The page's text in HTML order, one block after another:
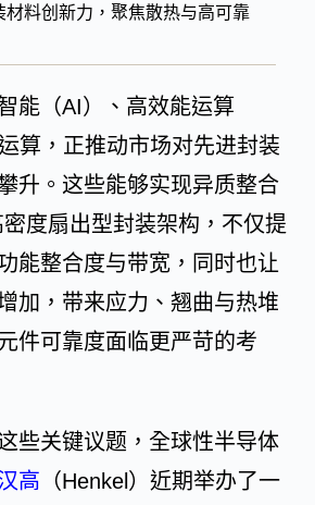
材料创新力，聚焦散热与高可靠
能（AI）、高效能运算
算，正推动市场对先进封装
升。这些能够实现异质整合
度扇出型封装架构，不仅提
能整合度与带宽，同时也让
加，带来应力、翘曲与热堆
件可靠度面临更严苛的考
些关键议题，全球性半导体
高 （Henkel）近期举办了一